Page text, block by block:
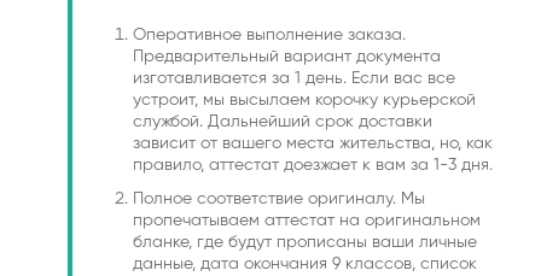
Оперативное выполнение заказа.
Предварительный вариант документа
изготавливается за 1 день. Если вас все
устроит, мы высылаем корочку курьерской
службой. Дальнейший срок доставки
зависит от вашего места жительства, но, как
правило, аттестат доезжает к вам за 1-3 дня.
Полное соответствие оригиналу. Мы
пропечатываем аттестат на оригинальном
бланке, где будут прописаны ваши личные
данные, дата окончания 9 классов, список